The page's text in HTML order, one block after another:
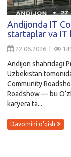
Andijonda IT
startaplar va IT
22.06.2026 |
Andijon shahridagi
Uzbekistan
Community
Roadshow — bu
karyera ta...
Davomini o'qish